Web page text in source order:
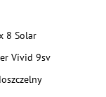
8 Solar
Vivid 9sv